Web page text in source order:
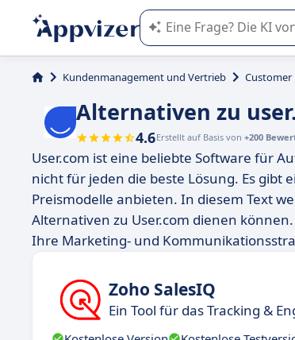
Die KI von Appvizer
Kundenmanagement und Vertrieb Customer
Alternativen zu
4.6Erstellt auf Basis von +200
User.com ist eine beliebte Software für
nicht für jeden die beste Lösung. Es gibt
Preismodelle anbieten. In diesem Text
Alternativen zu User.com dienen
Ihre Marketing- und
Zoho SalesIQ
Ein Tool für das Tracking &